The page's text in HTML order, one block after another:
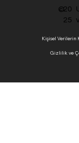
©20
25
Kişisel Verilerin
Gizlilik ve